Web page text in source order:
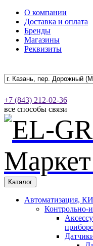
О компании
Доставка и оплата
Бренды
Магазины
Реквизиты
+7 (843) 212-02-36
все способы связи
Каталог
Автоматизация,
Контрольно-